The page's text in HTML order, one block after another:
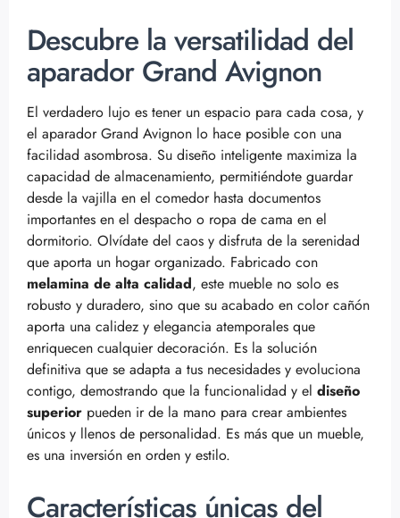
Descubre la versatilidad del
aparador Grand Avignon
El verdadero lujo es tener un espacio para cada cosa, y
el aparador Grand Avignon lo hace posible con una
facilidad asombrosa. Su diseño inteligente maximiza la
capacidad de almacenamiento, permitiéndote guardar
desde la vajilla en el comedor hasta documentos
importantes en el despacho o ropa de cama en el
dormitorio. Olvídate del caos y disfruta de la serenidad
que aporta un hogar organizado. Fabricado con
melamina de alta calidad, este mueble no solo es
robusto y duradero, sino que su acabado en color cañón
aporta una calidez y elegancia atemporales que
enriquecen cualquier decoración. Es la solución
definitiva que se adapta a tus necesidades y evoluciona
contigo, demostrando que la funcionalidad y el diseño
superior pueden ir de la mano para crear ambientes
únicos y llenos de personalidad. Es más que un mueble,
es una inversión en orden y estilo.
Características únicas del